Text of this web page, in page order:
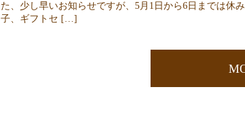
た、少し早いお知らせですが、5月1日から6日までは休
子、ギフトセ […]